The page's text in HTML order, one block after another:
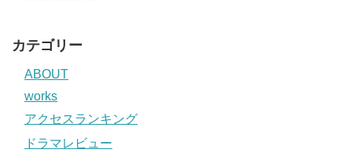
カテゴリー
ABOUT
works
アクセスランキング
ドラマレビュー